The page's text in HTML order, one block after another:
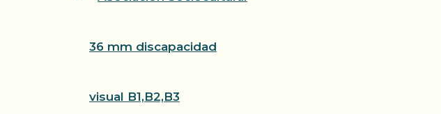
36 mm discapacidad
visual B1,B2,B3